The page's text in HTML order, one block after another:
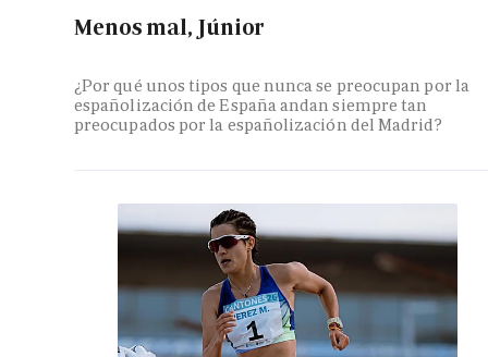
Menos mal, Júnior
¿Por qué unos tipos que nunca se preocupan por la
españolización de España andan siempre tan
preocupados por la españolización del Madrid?